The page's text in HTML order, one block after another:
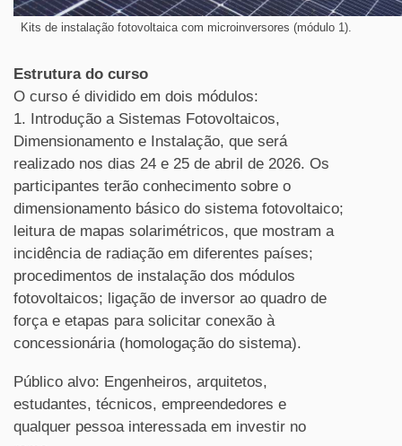
Kits de instalação fotovoltaica com microinversores (módulo 1).
Estrutura do curso
O curso é dividido em dois módulos:
1. Introdução a Sistemas Fotovoltaicos,
Dimensionamento e Instalação, que será
realizado nos dias 24 e 25 de abril de 2026. Os
participantes terão conhecimento sobre o
dimensionamento básico do sistema fotovoltaico;
leitura de mapas solarimétricos, que mostram a
incidência de radiação em diferentes países;
procedimentos de instalação dos módulos
fotovoltaicos; ligação de inversor ao quadro de
força e etapas para solicitar conexão à
concessionária (homologação do sistema).
Público alvo: Engenheiros, arquitetos,
estudantes, técnicos, empreendedores e
qualquer pessoa interessada em investir no